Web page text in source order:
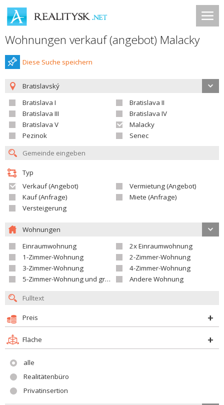
Wohnungen verkauf (angebot) Malacky
Diese Suche speichern
Bratislavský
Bratislava I
Bratislava II
Bratislava III
Bratislava IV
Bratislava V
Malacky
Pezinok
Senec
Typ
Verkauf (Angebot)
Vermietung (Angebot)
Kauf (Anfrage)
Miete (Anfrage)
Versteigerung
Wohnungen
Einraumwohnung
2x Einraumwohnung
1-Zimmer-Wohnung
2-Zimmer-Wohnung
3-Zimmer-Wohnung
4-Zimmer-Wohnung
5-Zimmer-Wohnung und größer
Andere Wohnung
Preis
Fläche
alle
Realitätenbüro
Privatinsertion